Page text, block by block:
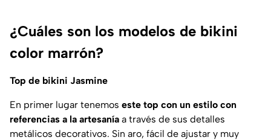
¿Cuáles son los modelos de bikini
color marrón?
Top de bikini Jasmine
En primer lugar tenemos este top con un estilo con
referencias a la artesanía a través de sus detalles
metálicos decorativos. Sin aro, fácil de ajustar y muy